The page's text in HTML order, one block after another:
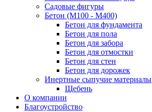
Садовые фигуры
Бетон (М100 - М400)
Бетон для фундамента
Бетон для пола
Бетон для забора
Бетон для отмостки
Бетон для стен
Бетон для дорожек
Инертные сыпучие материалы
Щебень
О компании
Благоустройство